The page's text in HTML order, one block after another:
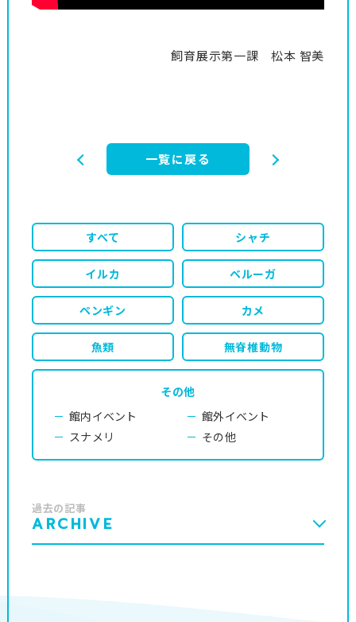
飼育展示第一課 松本 智美
一覧に戻る
すべて シャチ
イルカ ベルーガ
ペンギン カメ
魚類 無脊椎動物
その他
館内イベント
館外イベント
スナメリ
その他
過去の記事
ARCHIVE